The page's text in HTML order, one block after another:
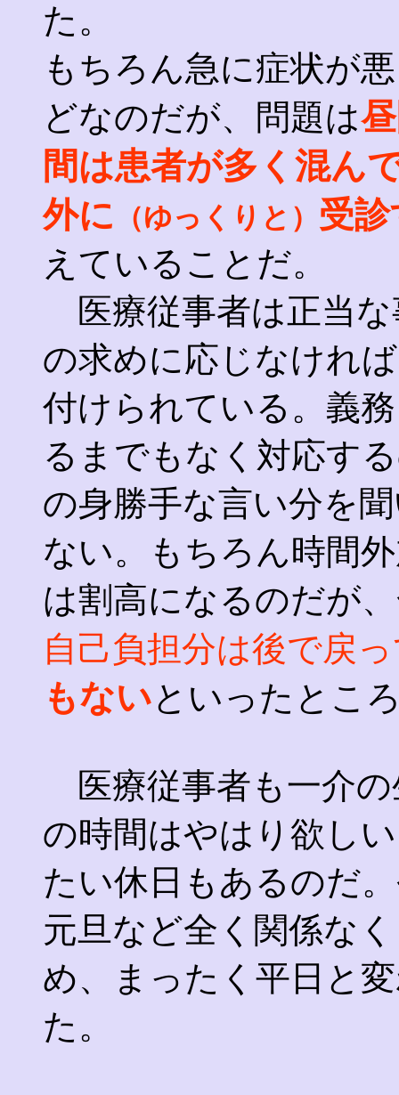
た。
もちろん急に症状が
どなのだが、問題は
間は患者が多く混ん
外に （ゆっくりと） 受
えていることだ。
医療従事者は正当な
の求めに応じなけれ
付けられている。義
るまでもなく対応す
の身勝手な言い分を
ない。もちろん時間
は割高になるのだが
自己負担分は後で戻
もないといったとこ
医療従事者も一介
の時間はやはり欲し
たい休日もあるのだ
元旦など全く関係な
め、まったく平日と
た。